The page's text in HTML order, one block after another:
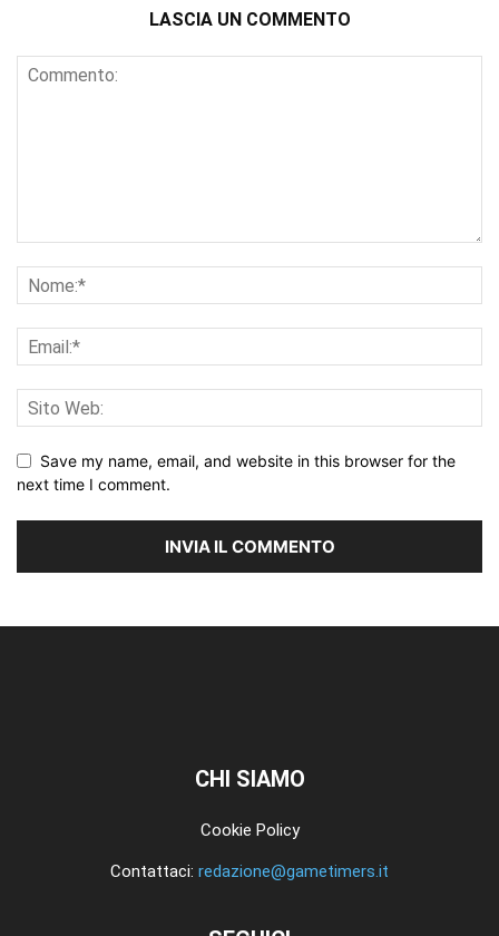
LASCIA UN COMMENTO
Save my name, email, and website in this browser for the
next time I comment.
CHI SIAMO
Cookie Policy
Contattaci: redazione@gametimers.it